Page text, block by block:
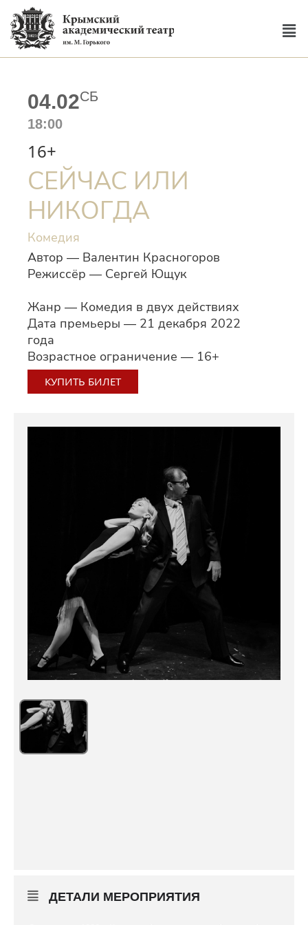
04.02СБ
18:00
16+
КУПИТЬ БИЛЕТ
Автор — Валентин Красногоров
Режиссёр — Сергей Ющук
Жанр — Комедия в двух действиях
Дата премьеры — 21 декабря 2022
года
Возрастное ограничение — 16+
СЕЙЧАС ИЛИ
НИКОГДА
Комедия
ДЕТАЛИ МЕРОПРИЯТИЯ